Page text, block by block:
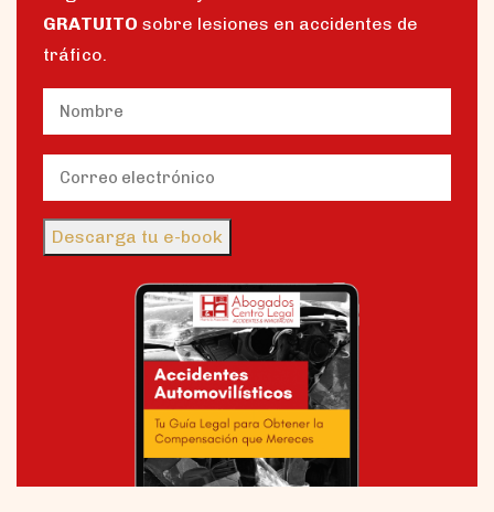
GRATUITO sobre lesiones en accidentes de
tráfico.
Name (Obligatorio)
Nombre
Email (Obligatorio)
Descarga tu e-book